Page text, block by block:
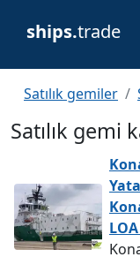
ships.trade
Satılık gemiler
Satılık gemi